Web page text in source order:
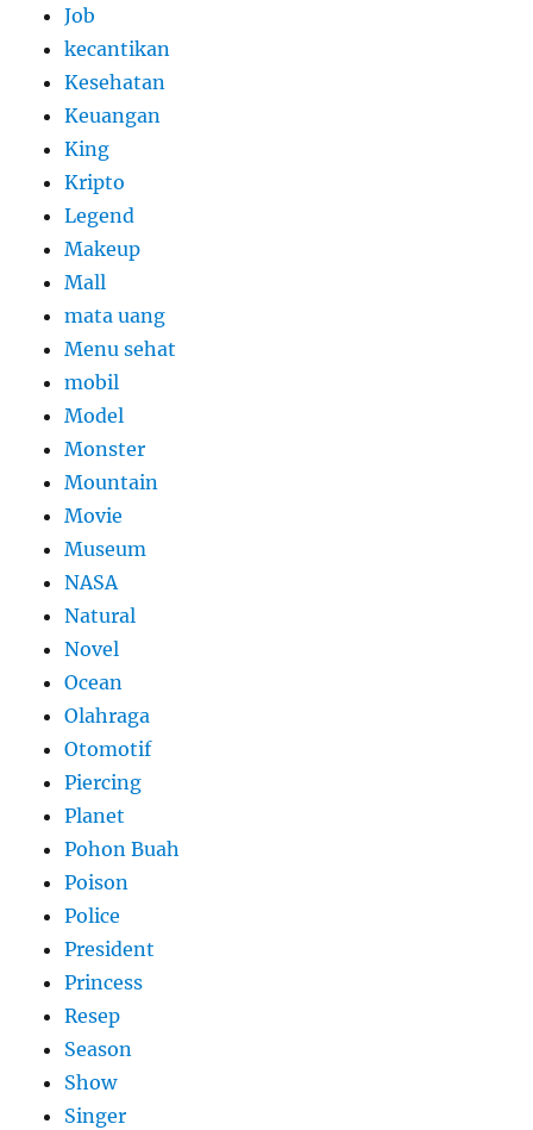
Job
kecantikan
Kesehatan
Keuangan
King
Kripto
Legend
Makeup
Mall
mata uang
Menu sehat
mobil
Model
Monster
Mountain
Movie
Museum
NASA
Natural
Novel
Ocean
Olahraga
Otomotif
Piercing
Planet
Pohon Buah
Poison
Police
President
Princess
Resep
Season
Show
Singer